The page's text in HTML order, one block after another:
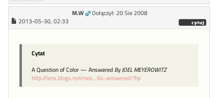
M.W
Dołączył: 20 Sie 2008
2013-05-30, 02:33
Cytat
A Question of Color — Answered By JOEL MEYEROWITZ
http://lens.blogs.nytimes...94-answered/?hp